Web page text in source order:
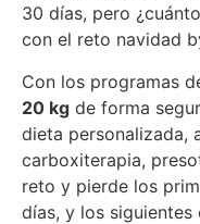
30 días, pero
con el reto navidad
Con los programas
20 kg de forma
dieta personalizada,
carboxiterapia,
reto y pierde los
días, y los